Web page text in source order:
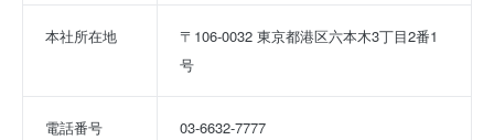
本社所在地
〒106-0032 東京都港区六本木3丁目2番1
号
電話番号 03-6632-7777